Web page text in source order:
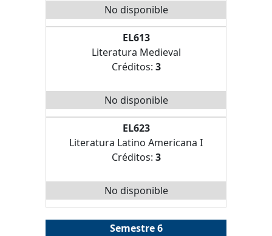
No disponible
EL613
Literatura Medieval
Créditos: 3
No disponible
EL623
Literatura Latino Americana I
Créditos: 3
No disponible
Semestre 6